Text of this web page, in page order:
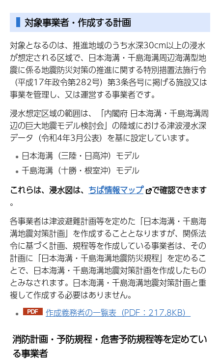
対象事業者・作成する計画
対象となるのは、推進地域のうち水深30cm以上の浸水
が想定される区域で、日本海溝・千島海溝周辺海溝型地
震に係る地震防災対策の推進に関する特別措置法施行令
（平成17年政令第282号）第3条各号に掲げる施設又は
事業を管理し、又は運営する事業者です。
浸水想定区域の範囲は、「内閣府 日本海溝・千島海溝周
辺の巨大地震モデル検討会」の陸域における津波浸水深
データ（令和4年3月公表）を基に設定しています。
日本海溝（三陸・日高沖）モデル
千島海溝（十勝・根室沖）モデル
これらは、浸水図は、 ちば情報マップ
で確認できます
。
各事業者は津波避難計画等を定めた「日本海溝・千島海
溝地震対策計画」を作成することとなりますが、関係法
令に基づく計画、規程等を作成している事業者は、その
計画に「日本海溝・千島海溝地震防災規程」を定めるこ
とで、日本海溝・千島海溝地震対策計画を作成したもの
とみなされます。日本海溝・千島海溝地震対策計画と重
複して作成する必要はありません。
作成義務者の一覧表（PDF：217.8KB）
消防計画・予防規程・危害予防規程等を定めてい
る事業者